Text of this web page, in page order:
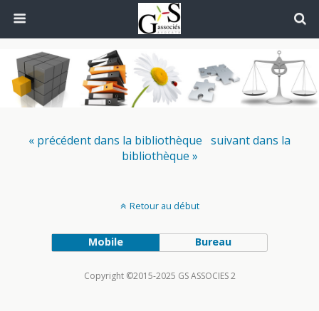
« précédent dans la bibliothèque suivant dans la
bibliothèque »
Retour au début
Mobile Bureau
Copyright ©2015-2025 GS ASSOCIES 2